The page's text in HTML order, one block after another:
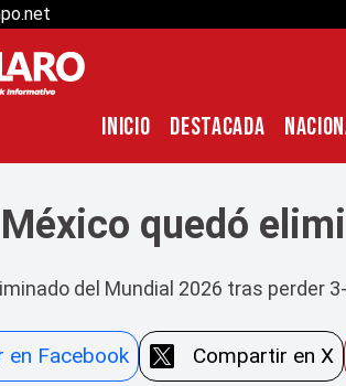
INICIO DESTACADA
quedó
del Mundial 2026 tras perder
en Facebook Compartir en X